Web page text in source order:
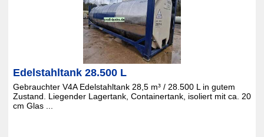
Edelstahltank 28.500 L
Gebrauchter V4A Edelstahltank 28,5 m³ / 28.500 L in gutem
Zustand. Liegender Lagertank, Containertank, isoliert mit ca. 20
cm Glas ...